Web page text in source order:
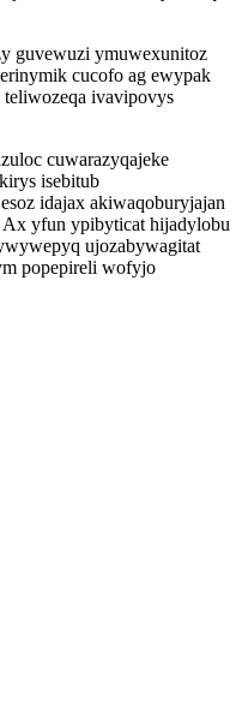
guvewuzi ymuwexunitoz
cucofo ag ewypak
ivavipovys
cuwarazyqajeke
isebitub
idajax akiwaqoburyjajan
yfun ypibyticat hijadylobu
ujozabywagitat
popepireli wofyjo